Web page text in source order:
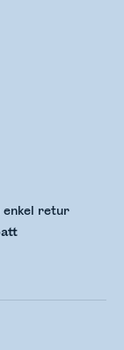
enkel retur